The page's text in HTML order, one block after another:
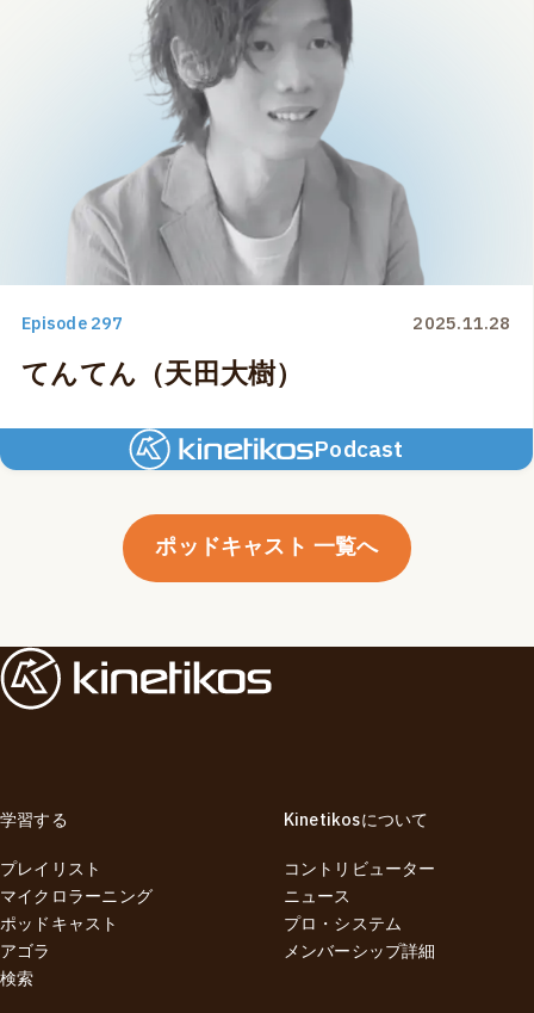
Episode 297 2025.11.28
てんてん（天田大樹）
Podcast
ポッドキャスト 一覧へ
学習する
プレイリスト
マイクロラーニング
ポッドキャスト
アゴラ
検索
Kinetikosについて
コントリビューター
ニュース
プロ・システム
メンバーシップ詳細